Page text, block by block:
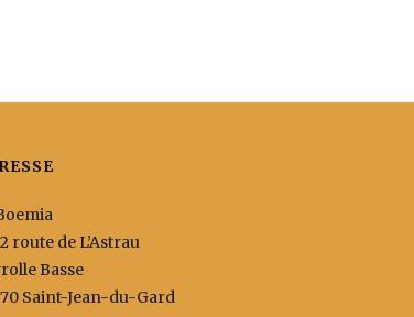
route de L’Astrau
Basse
Saint-Jean-du-Gard